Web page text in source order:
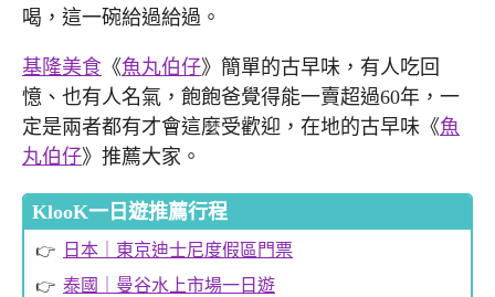
喝，這一碗給過給過。
基隆美食 《魚丸伯仔》簡單的古早味，有人吃回
憶、也有人名氣，飽飽爸覺得能一賣超過60年，一
定是兩者都有才會這麼受歡迎，在地的古早味《魚
丸伯仔》推薦大家。
KlooK一日遊推薦行程
日本｜東京迪士尼度假區門票
泰國｜曼谷水上市場一日遊